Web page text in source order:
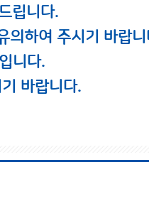
립니다.
의하여 주시기 바랍니
니다.
바랍니다.